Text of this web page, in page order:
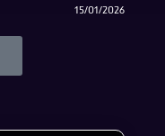
15/01/2026